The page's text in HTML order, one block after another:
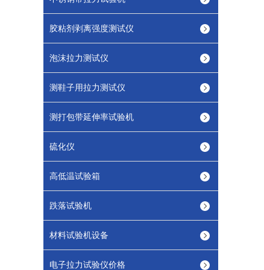
胶粘剂剥离强度测试仪
泡沫拉力测试仪
测鞋子用拉力测试仪
测打包带延伸率试验机
硫化仪
高低温试验箱
跌落试验机
材料试验机设备
电子拉力试验仪价格